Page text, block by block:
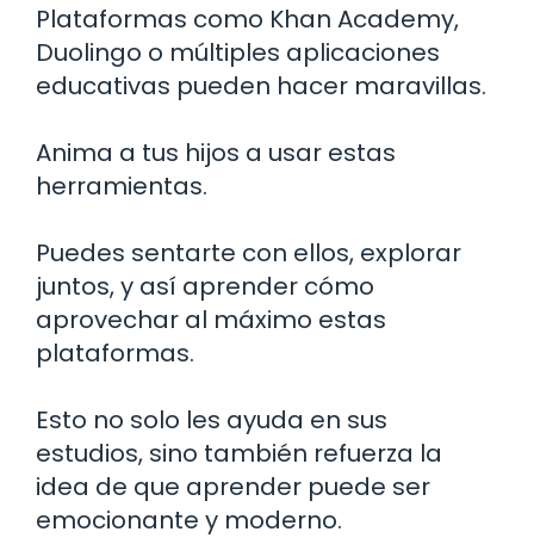
Plataformas como Khan Academy,
Duolingo o múltiples aplicaciones
educativas pueden hacer maravillas.
Anima a tus hijos a usar estas
herramientas.
Puedes sentarte con ellos, explorar
juntos, y así aprender cómo
aprovechar al máximo estas
plataformas.
Esto no solo les ayuda en sus
estudios, sino también refuerza la
idea de que aprender puede ser
emocionante y moderno.